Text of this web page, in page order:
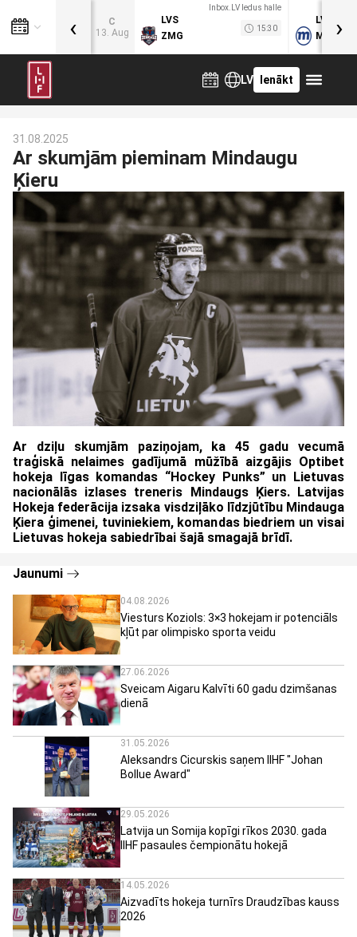
C
13. Aug
Inbox.LV ledus halle
LVS
ZMG
15:30
LVB
MOG
‹ ›
LV Ienākt
31.08.2025
Ar skumjām pieminam Mindaugu
Ķieru
Ar dziļu skumjām paziņojam, ka 45 gadu vecumā
traģiskā nelaimes gadījumā mūžībā aizgājis Optibet
hokeja līgas komandas “Hockey Punks” un Lietuvas
nacionālās izlases treneris Mindaugs Ķiers. Latvijas
Hokeja federācija izsaka visdziļāko līdzjūtību Mindauga
Ķiera ģimenei, tuviniekiem, komandas biedriem un visai
Lietuvas hokeja sabiedrībai šajā smagajā brīdī.
Jaunumi
04.08.2026
Viesturs Koziols: 3×3 hokejam ir potenciāls
kļūt par olimpisko sporta veidu
27.06.2026
Sveicam Aigaru Kalvīti 60 gadu dzimšanas
dienā
31.05.2026
Aleksandrs Cicurskis saņem IIHF "Johan
Bollue Award"
29.05.2026
Latvija un Somija kopīgi rīkos 2030. gada
IIHF pasaules čempionātu hokejā
14.05.2026
Aizvadīts hokeja turnīrs Draudzības kauss
2026